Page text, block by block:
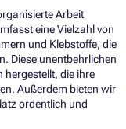
Arbeit
eine Vielzahl von
und Klebstoffe, die
Diese unentbehrlichen
hergestellt, die ihre
Außerdem bieten wir
ordentlich und